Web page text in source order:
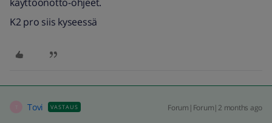
K2 pro siis kyseessä
Tovi VASTAUS Forum|Forum|2 months ago